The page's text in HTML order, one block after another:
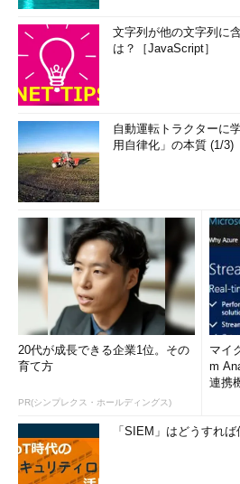
文字列が他の文字列に
は？［JavaScript］
自動運転トラクターに
用自律化」の本質 (1/3)
20代が成長できる企業1位。その
育て方
PR(シンプレクス・ホールディングス)
マイ
m
連携
「SIEM」はどうすれ